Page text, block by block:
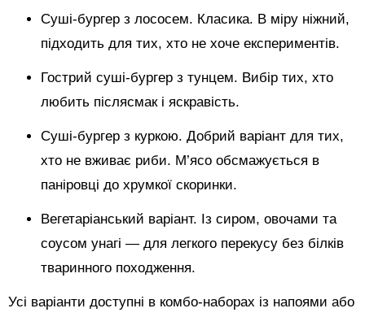
Суші-бургер з лососем. Класика. В міру ніжний,
підходить для тих, хто не хоче експериментів.
Гострий суші-бургер з тунцем. Вибір тих, хто
любить післясмак і яскравість.
Суші-бургер з куркою. Добрий варіант для тих,
хто не вживає риби. М’ясо обсмажується в
паніровці до хрумкої скоринки.
Вегетаріанський варіант. Із сиром, овочами та
соусом унагі — для легкого перекусу без білків
тваринного походження.
Усі варіанти доступні в комбо-наборах із напоями або